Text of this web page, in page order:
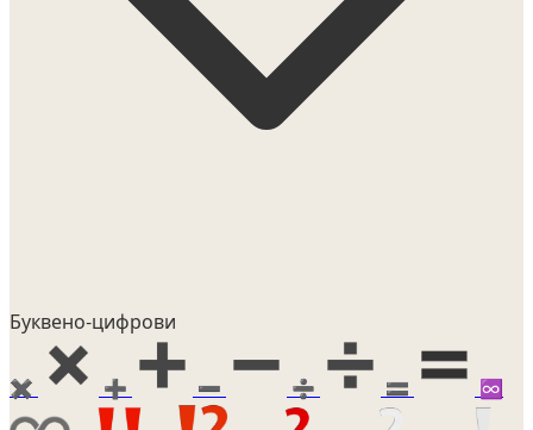
Буквено-цифрови
✖️ ➕ ➖ ➗ 🟰 ♾️